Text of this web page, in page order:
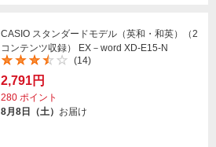
CASIO スタンダードモデル（英和・和英）（2
コンテンツ収録） EX－word XD-E15-N
(14)
2,791円
280 ポイント
8月8日（土） お届け